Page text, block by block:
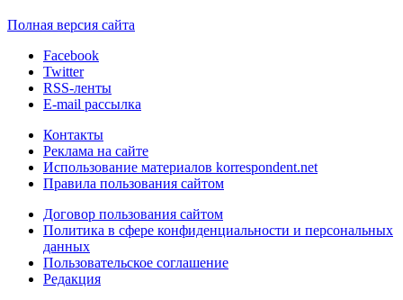
Полная версия сайта
Facebook
Twitter
RSS-ленты
E-mail рассылка
Контакты
Реклама на сайте
Использование материалов korrespondent.net
Правила пользования сайтом
Договор пользования сайтом
Политика в сфере конфиденциальности и персональных
данных
Пользовательское соглашение
Редакция